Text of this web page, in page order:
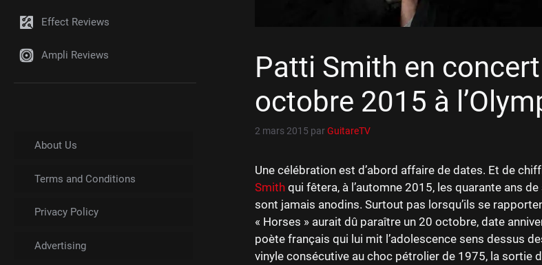
Patti Smith en
octobre 2015 à
2 mars 2015 parGuitareTV
Une célébration est d’abord affaire de dates. Et de
Smith qui fêtera, à l’automne 2015, les quarante ans
sont jamais anodins. Surtout pas lorsqu’ils se
« Horses » aurait dû paraître un 20 octobre, date
poète français qui lui mit l’adolescence sens dessus
vinyle consécutive au choc pétrolier de 1975, la sortie
Effect Reviews
Ampli Reviews
About Us
Terms and Conditions
Privacy Policy
Advertising